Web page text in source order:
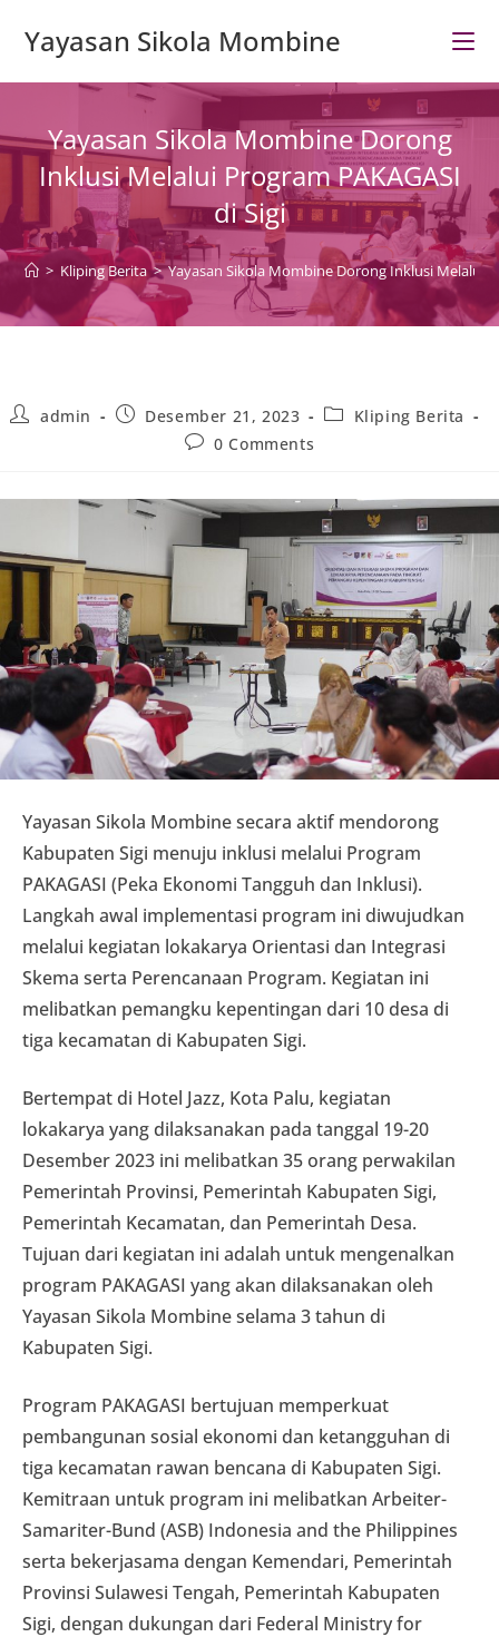
Yayasan Sikola Mombine
Yayasan Sikola Mombine Dorong
Inklusi Melalui Program PAKAGASI
di Sigi
> Kliping Berita > Yayasan Sikola Mombine Dorong Inklusi Melalui
Postadmin
Post
published:
Desember 21, 2023
PostKliping Berita
Post0 Comments
Yayasan Sikola Mombine secara aktif mendorong
Kabupaten Sigi menuju inklusi melalui Program
PAKAGASI (Peka Ekonomi Tangguh dan Inklusi).
Langkah awal implementasi program ini diwujudkan
melalui kegiatan lokakarya Orientasi dan Integrasi
Skema serta Perencanaan Program. Kegiatan ini
melibatkan pemangku kepentingan dari 10 desa di
tiga kecamatan di Kabupaten Sigi.
Bertempat di Hotel Jazz, Kota Palu, kegiatan
lokakarya yang dilaksanakan pada tanggal 19-20
Desember 2023 ini melibatkan 35 orang perwakilan
Pemerintah Provinsi, Pemerintah Kabupaten Sigi,
Pemerintah Kecamatan, dan Pemerintah Desa.
Tujuan dari kegiatan ini adalah untuk mengenalkan
program PAKAGASI yang akan dilaksanakan oleh
Yayasan Sikola Mombine selama 3 tahun di
Kabupaten Sigi.
Program PAKAGASI bertujuan memperkuat
pembangunan sosial ekonomi dan ketangguhan di
tiga kecamatan rawan bencana di Kabupaten Sigi.
Kemitraan untuk program ini melibatkan Arbeiter-
Samariter-Bund (ASB) Indonesia and the Philippines
serta bekerjasama dengan Kemendari, Pemerintah
Provinsi Sulawesi Tengah, Pemerintah Kabupaten
Sigi, dengan dukungan dari Federal Ministry for